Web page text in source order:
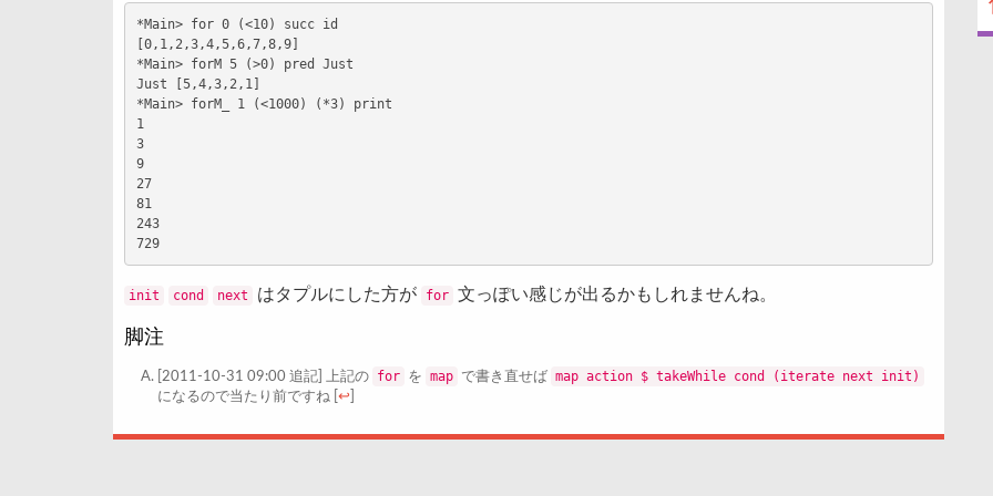
*Main> for 0 (<10) succ id
[0,1,2,3,4,5,6,7,8,9]
*Main> forM 5 (>0) pred Just
Just [5,4,3,2,1]
*Main> forM_ 1 (<1000) (*3) print
1
3
9
27
81
243
init cond next はタプルにした方が for 文っぽい感じが出るかもしれませんね。
脚注
[2011-10-31 09:00 追記] 上記の for を map で書き直せば map action $ takeWhile cond (iterate next init)
になるので当たり前ですね [ ↩